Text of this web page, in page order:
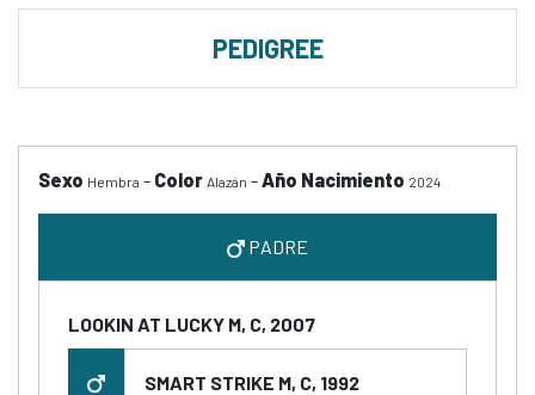
PEDIGREE
Sexo Hembra - Color Alazán -Año Nacimiento 2024
PADRE
LOOKIN AT LUCKY M, C, 2007
SMART STRIKE M, C, 1992